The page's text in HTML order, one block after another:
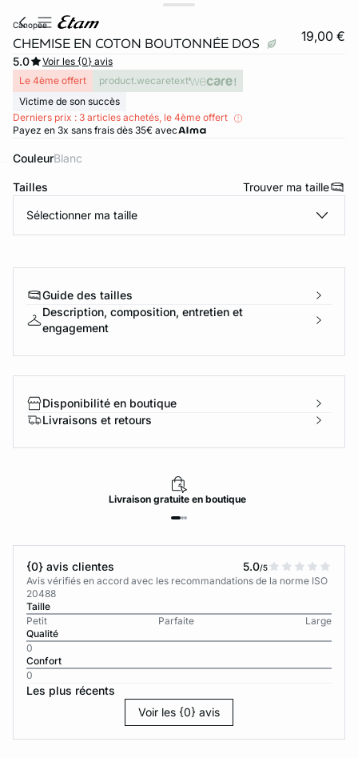
canopee
CHEMISE EN COTON BOUTONNÉE DOS 19,00 €
5.0
Voir les {0} avis
Le 4ème offert
product.wecaretext
Victime de son succès
Derniers prix : 3 articles achetés, le 4ème offert
Payez en 3x sans frais dès 35€ avec
Couleur blanc
Tailles Trouver ma taille
Sélectionner ma taille
Guide des tailles
Description, composition, entretien et
engagement
Disponibilité en boutique
Livraisons et retours
Livraisongratuiteen boutique
{0} avis clientes 5.0/5
Avis vérifiés en accord avec les recommandations de la norme ISO
20488
Taille
Petit
Parfaite
Large
Qualité
0
Confort
0
Les plus récents
Voir les {0} avis